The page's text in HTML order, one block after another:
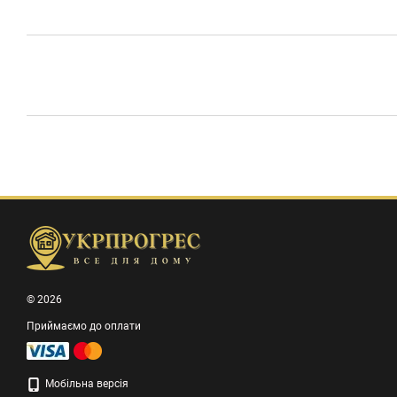
© 2026
Приймаємо до оплати
Мобільна версія